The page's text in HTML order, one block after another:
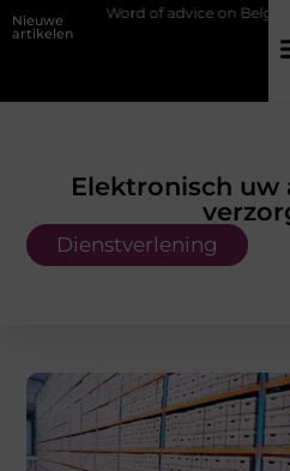
Nieuwe
artikelen
of advice on Belgian chef training and
Elektronisch uw
Dienstverlening